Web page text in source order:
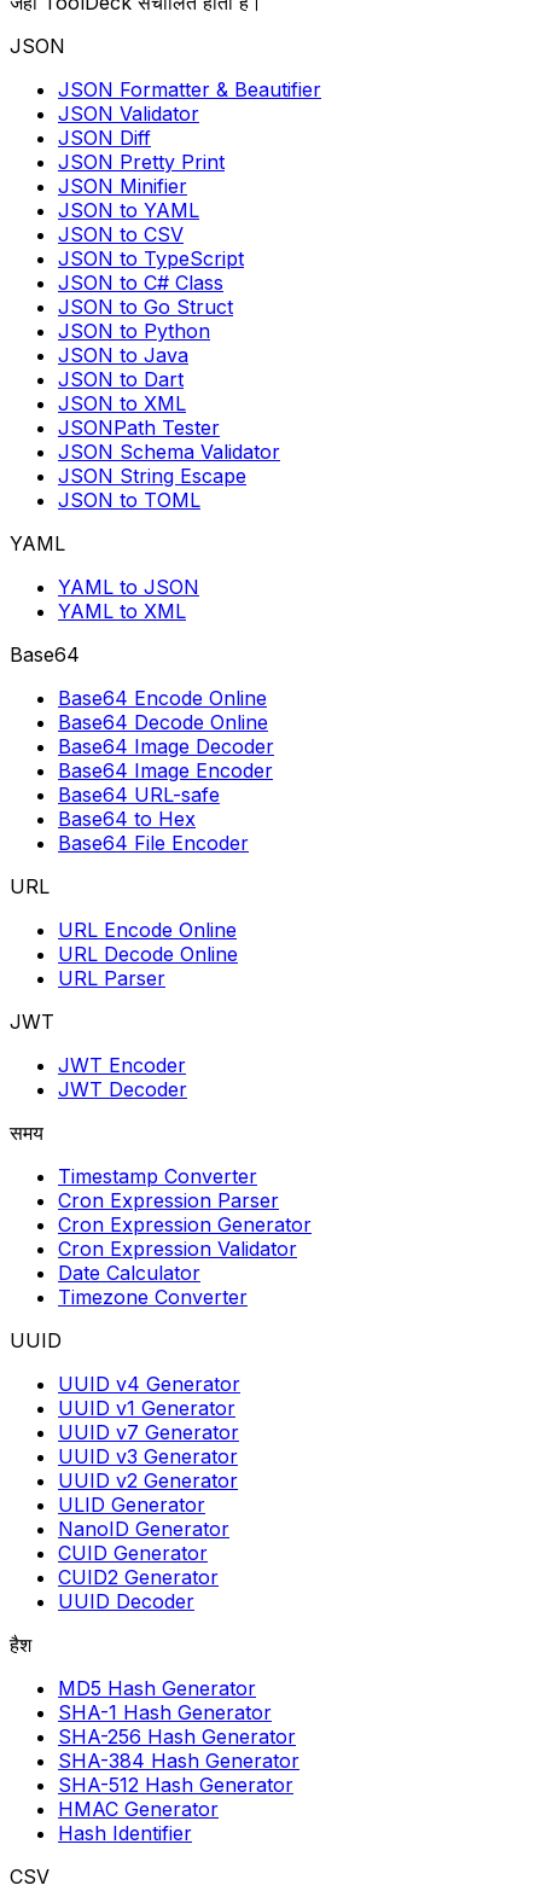
JSON
JSON Formatter & Beautifier
JSON Validator
JSON Diff
JSON Pretty Print
JSON Minifier
JSON to YAML
JSON to CSV
JSON to TypeScript
JSON to C# Class
JSON to Go Struct
JSON to Python
JSON to Java
JSON to Dart
JSON to XML
JSONPath Tester
JSON Schema Validator
JSON String Escape
JSON to TOML
YAML
YAML to JSON
YAML to XML
Base64
Base64 Encode Online
Base64 Decode Online
Base64 Image Decoder
Base64 Image Encoder
Base64 URL-safe
Base64 to Hex
Base64 File Encoder
URL
URL Encode Online
URL Decode Online
URL Parser
JWT
JWT Encoder
JWT Decoder
समय
Timestamp Converter
Cron Expression Parser
Cron Expression Generator
Cron Expression Validator
Date Calculator
Timezone Converter
UUID
UUID v4 Generator
UUID v1 Generator
UUID v7 Generator
UUID v3 Generator
UUID v2 Generator
ULID Generator
NanoID Generator
CUID Generator
CUID2 Generator
UUID Decoder
हैश
MD5 Hash Generator
SHA-1 Hash Generator
SHA-256 Hash Generator
SHA-384 Hash Generator
SHA-512 Hash Generator
HMAC Generator
Hash Identifier
CSV